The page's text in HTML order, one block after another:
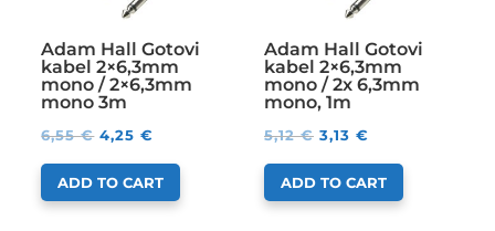
Adam Hall Gotovi
kabel 2×6,3mm
mono / 2×6,3mm
mono 3m
6,55€ 4,25€
ADD TO CART
Adam Hall Gotovi
kabel 2×6,3mm
mono / 2x 6,3mm
mono, 1m
5,12€ 3,13 €
ADD TO CART